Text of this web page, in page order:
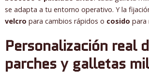
se adapta a tu entorno operativo. Y la
velcro para cambios rápidos o cosido para
Personalización real
parches y galletas